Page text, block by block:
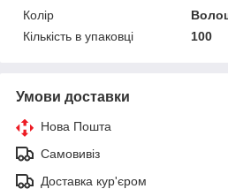
Колір
Кількість в упаковці
100
Умови доставки
Нова Пошта
Самовивіз
Доставка кур'єром